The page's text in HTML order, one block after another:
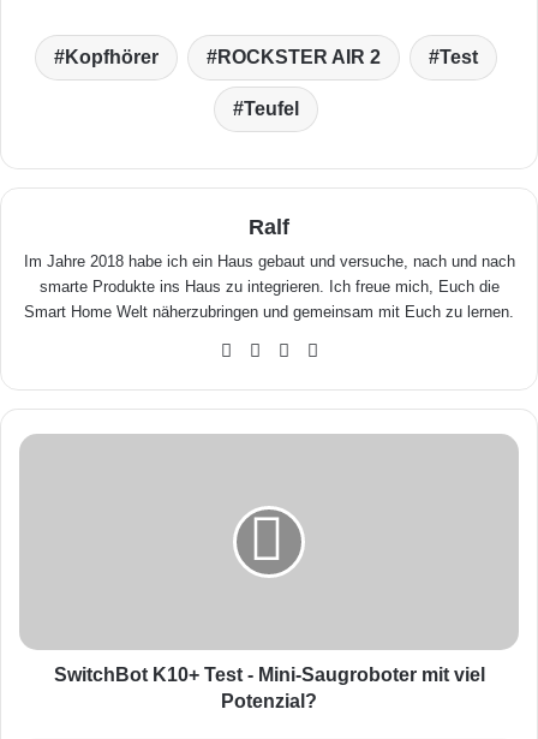
Kopfhörer ROCKSTER AIR 2 Test
Teufel
Ralf
Im Jahre 2018 habe ich ein Haus gebaut und versuche, nach und nach
smarte Produkte ins Haus zu integrieren. Ich freue mich, Euch die
Smart Home Welt näherzubringen und gemeinsam mit Euch zu lernen.
We
ite
Fa
ook
X
be
S
t
SwitchBot K10+ Test - Mini-Saugroboter mit viel
Potenzial?